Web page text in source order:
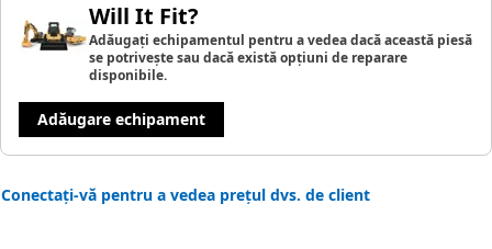
Will It Fit?
Adăugați echipamentul pentru a vedea dacă această piesă
se potrivește sau dacă există opțiuni de reparare
disponibile.
Adăugare echipament
Conectați-vă pentru a vedea prețul dvs. de client